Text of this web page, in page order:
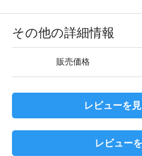
その他の詳細情報
販売価格
レビューを
レビュー